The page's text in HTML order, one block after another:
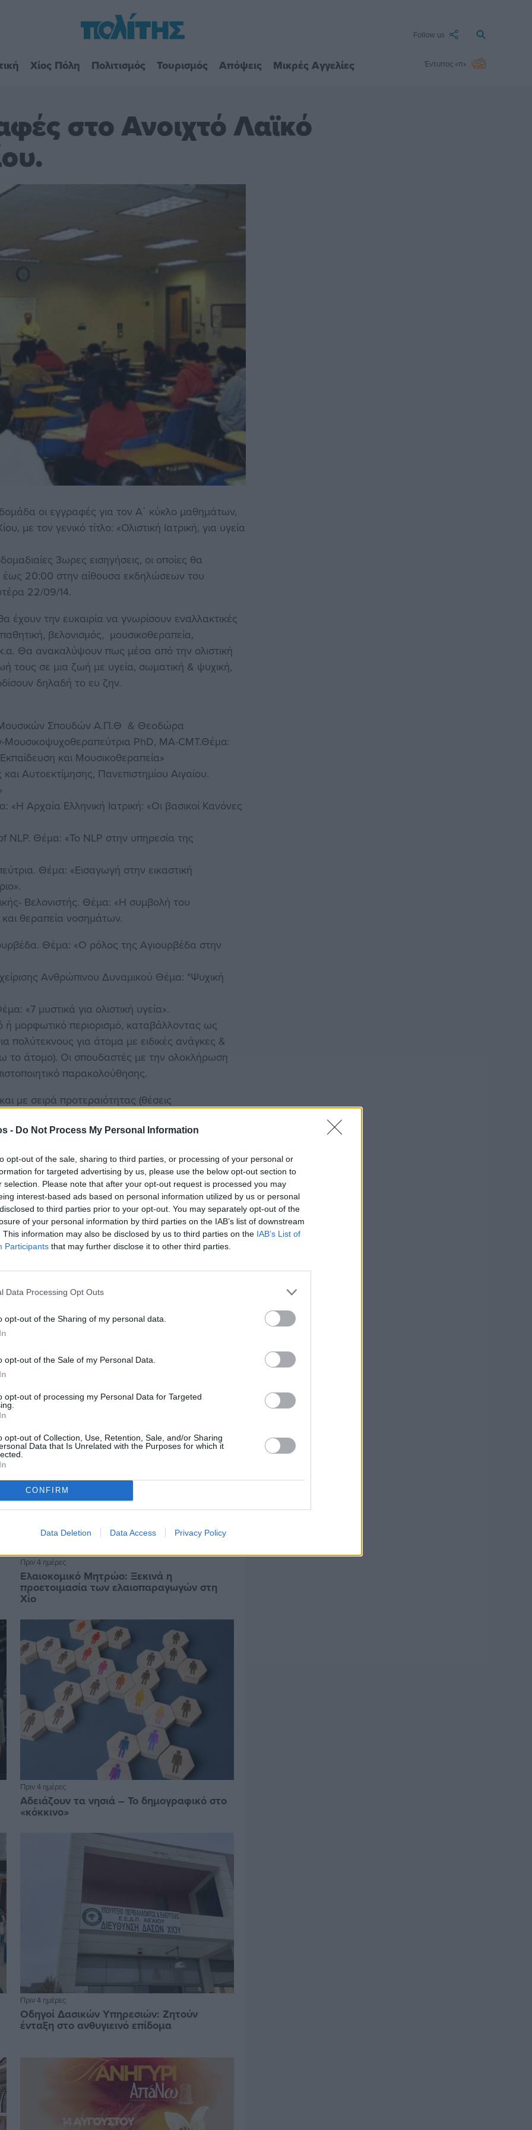
- Do Not Process My Personal Information
opt-out of the sale, sharing to third parties, or processing of your personal or
for targeted advertising by us, please use the below opt-out section to
selection. Please note that after your opt-out request is processed you may
interest-based ads based on personal information utilized by us or personal
to third parties prior to your opt-out. You may separately opt-out of the
of your personal information by third parties on the IAB’s list of downstream
This information may also be disclosed by us to third parties on the IAB’s List of
Participants that may further disclose it to other third parties.
Data Processing Opt Outs
opt-out of the Sharing of my personal data.
opt-out of the Sale of my Personal Data.
opt-out of processing my Personal Data for Targeted
opt-out of Collection, Use, Retention, Sale, and/or Sharing
Data that Is Unrelated with the Purposes for which it
CONFIRM
Data Deletion Data Access Privacy Policy
Follow us
Χίος Πόλη Πολιτισμός Τουρισμός Απόψεις Μικρές Αγγελίες Έντυπος «π»
στο Ανοιχτό Λαϊκό
οι εγγραφές για τον Α΄ κύκλο μαθημάτων,
με τον γενικό τίτλο: «Ολιστική Ιατρική, για υγεία
3ωρες εισηγήσεις, οι οποίες θα
έως 20:00 στην αίθουσα εκδηλώσεων του
22/09/14.
έχουν την ευκαιρία να γνωρίσουν εναλλακτικές
βελονισμός, μουσικοθεραπεία,
Θα ανακαλύψουν πως μέσα από την ολιστική
τους σε μια ζωή με υγεία, σωματική & ψυχική,
δηλαδή το ευ ζην.
Σπουδών Α.Π.Θ & Θεοδώρα
PhD, MA-CMT.Θέμα:
και Μουσικοθεραπεία»
Αυτοεκτίμησης, Πανεπιστημίου Αιγαίου.
«Η Αρχαία Ελληνική Ιατρική: «Οι βασικοί Κανόνες
Θέμα: «Το NLP στην υπηρεσία της
Θέμα: «Εισαγωγή στην εικαστική
Βελονιστής. Θέμα: «Η συμβολή του
θεραπεία νοσημάτων.
Θέμα: «Ο ρόλος της Αγιουρβέδα στην
Ανθρώπινου Δυναμικού Θέμα: "Ψυχική
«7 μυστικά για ολιστική υγεία».
ή μορφωτικό περιορισμό, καταβάλλοντας ως
για άτομα με ειδικές ανάγκες &
άτομο). Οι σπουδαστές με την ολοκλήρωση
παρακολούθησης.
με σειρά προτεραιότητας (θέσεις
Viber ομάδαμας και δείτε όλες τις ειδήσεις από
Πριν 4 ημέρες
Ελαιοκομικό Μητρώο: Ξεκινά η
προετοιμασία των ελαιοπαραγωγών στη
Χίο
Πριν 4 ημέρες
Αδειάζουν τα νησιά – Το δημογραφικό στο
«κόκκινο»
Πριν 4 ημέρες
Οδηγοί Δασικών Υπηρεσιών: Ζητούν
ένταξη στο ανθυγιεινό επίδομα